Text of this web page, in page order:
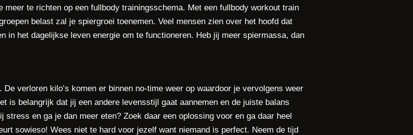
te richten op een fullbody trainingsschema. Met een fullbody workout train
belast zal je spiergroei toenemen. Veel mensen zien over het hoofd dat
in het dagelijkse leven energie om te functioneren. Heb jij meer spiermassa, dan
verloren kilo’s komen er binnen no-time weer op waardoor je vervolgens weer
is belangrijk dat jij een andere levensstijl gaat aannemen en de juiste balans
en ga je dan meer eten? Zoek daar een oplossing voor en ga daar heel
sowieso! Wees niet te hard voor jezelf want niemand is perfect. Neem de tijd